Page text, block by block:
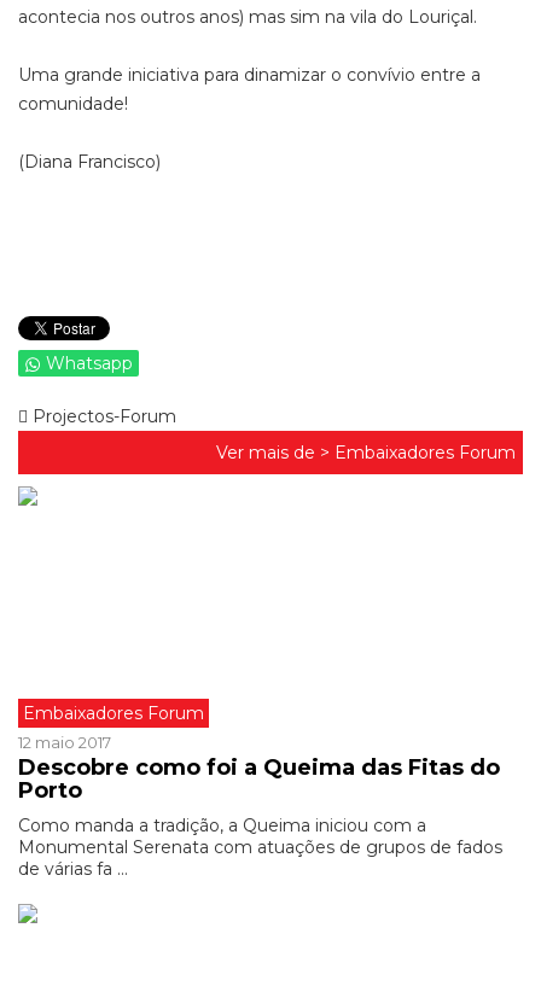
acontecia nos outros anos) mas sim na vila do Louriçal.
Uma grande iniciativa para dinamizar o convívio entre a
comunidade!
(Diana Francisco)
Whatsapp
Projectos-Forum
Ver mais de > Embaixadores Forum
Embaixadores Forum
12 maio 2017
Descobre como foi a Queima das Fitas do
Porto
Como manda a tradição, a Queima iniciou com a
Monumental Serenata com atuações de grupos de fados
de várias fa ...